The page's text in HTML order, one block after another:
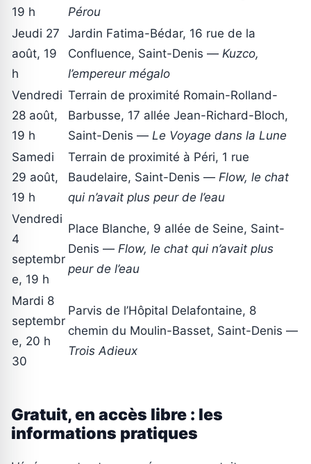
19 h
Pérou
Jeudi 27
août, 19
h
Jardin Fatima-Bédar, 16 rue de la
Confluence, Saint-Denis — Kuzco,
l’empereur mégalo
Vendredi
28 août,
19 h
Terrain de proximité Romain-Rolland-
Barbusse, 17 allée Jean-Richard-Bloch,
Saint-Denis — Le Voyage dans la Lune
Samedi
29 août,
19 h
Terrain de proximité à Péri, 1 rue
Baudelaire, Saint-Denis — Flow, le chat
qui n’avait plus peur de l’eau
Vendredi
4
septembr
e, 19 h
Place Blanche, 9 allée de Seine, Saint-
Denis — Flow, le chat qui n’avait plus
peur de l’eau
Mardi 8
septembr
e, 20 h
30
Parvis de l’Hôpital Delafontaine, 8
chemin du Moulin-Basset, Saint-Denis —
Trois Adieux
Gratuit, en accès libre : les
informations pratiques